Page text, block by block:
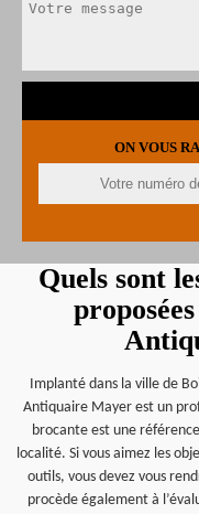
ON VOUS
Quels sont
Implanté dans la ville de
Antiquaire Mayer est un
brocante est une
localité. Si vous aimez les
outils, vous devez vous
procède également à